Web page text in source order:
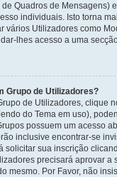
Quadros de Mensagens)
individuais. Isto torna
vários Utilizadores como
lhes acesso a uma
Grupo de Utilizadores?
de Utilizadores, clique
do Tema em uso),
possuem um acesso
inclusive encontrar-se
solicitar sua inscrição
precisará aprovar a
mesmo. Por Favor, não